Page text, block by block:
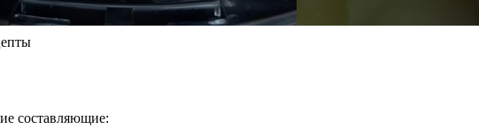
составляющие: